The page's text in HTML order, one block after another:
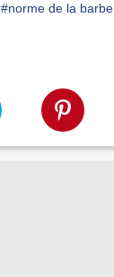
#norme de la barbe